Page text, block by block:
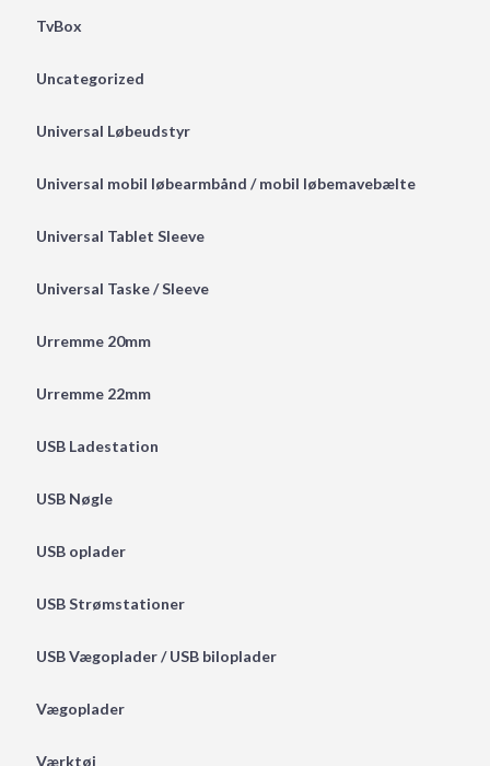
TvBox
Uncategorized
Universal Løbeudstyr
Universal mobil løbearmbånd / mobil løbemavebælte
Universal Tablet Sleeve
Universal Taske / Sleeve
Urremme 20mm
Urremme 22mm
USB Ladestation
USB Nøgle
USB oplader
USB Strømstationer
USB Vægoplader / USB biloplader
Vægoplader
Værktøj